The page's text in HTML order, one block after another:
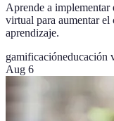
Aprende a implementar
virtual para aumentar
aprendizaje.
gamificacióneducación
Aug 6